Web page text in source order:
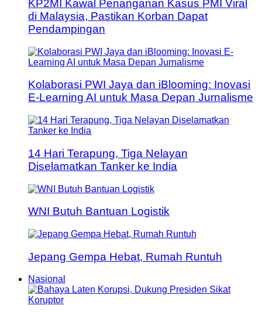
KP2MI Kawal Penanganan Kasus PMI Viral
di Malaysia, Pastikan Korban Dapat
Pendampingan
Kolaborasi PWI Jaya dan iBlooming: Inovasi
E-Learning AI untuk Masa Depan Jurnalisme
14 Hari Terapung, Tiga Nelayan
Diselamatkan Tanker ke India
WNI Butuh Bantuan Logistik
Jepang Gempa Hebat, Rumah Runtuh
Nasional